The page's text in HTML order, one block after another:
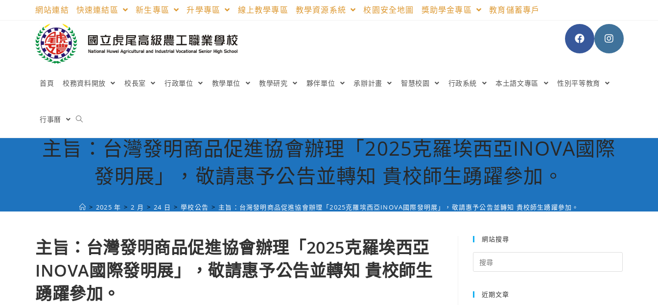
網站連結 快速連結區 新生專區 升學專區 線上教學專區 教學資源系統 校園安全地圖 獎助學金專區 教育儲蓄專戶
首頁 校務資料開放 校長室 行政單位 教學單位 教學研究 夥伴單位 承辦計畫 智慧校園 行政系統 本土語文專區 性別平等教育
行事曆
主旨：台灣發明商品促進協會辦理「2025克羅埃西亞INOVA國際
發明展」，敬請惠予公告並轉知 貴校師生踴躍參加。
> 2025 年 > 2 月 > 24 日 > 學校公告 > 主旨：台灣發明商品促進協會辦理「2025克羅埃西亞INOVA國際發明展」，敬請惠予公告並轉知 貴校師生踴躍參加。
主旨：台灣發明商品促進協會辦理「2025克羅埃西亞
INOVA國際發明展」，敬請惠予公告並轉知 貴校師生
踴躍參加。
網站搜尋
for:
近期文章